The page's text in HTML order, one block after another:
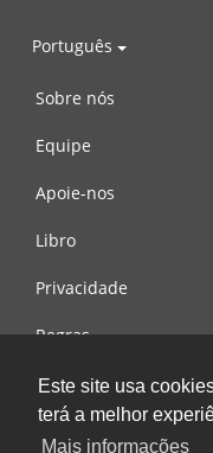
Este site usa
terá a melhor
Mais informações
Português
Sobre nós
Equipe
Apoie-nos
Libro
Privacidade
Regras
Contacte-nos